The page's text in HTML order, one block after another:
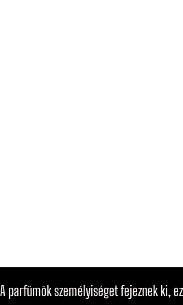
A parfümök személyiséget fejeznek ki,